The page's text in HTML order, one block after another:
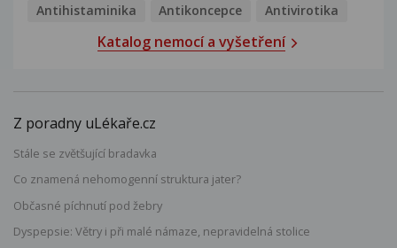
Antihistaminika
Antikoncepce Antivirotika
Katalog nemocí a vyšetření
Z poradny uLékaře.cz
Stále se zvětšující bradavka
Co znamená nehomogenní struktura jater?
Občasné píchnutí pod žebry
Dyspepsie: Větry i při malé námaze, nepravidelná stolice